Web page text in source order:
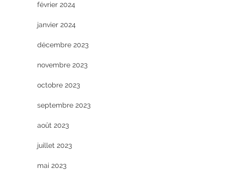
février 2024
janvier 2024
décembre 2023
novembre 2023
octobre 2023
septembre 2023
août 2023
juillet 2023
mai 2023